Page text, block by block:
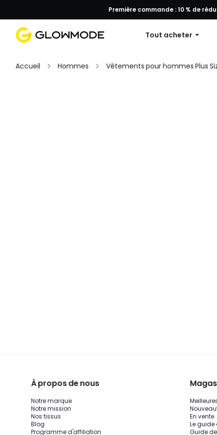
Première commande : 10 % de
Tout acheter
Accueil Hommes Vêtements pour hommes Plus
À propos de nous
Notre marque
Notre mission
Nos tissus
Blog
Programme d'affiliation
En vente
Le
Guide